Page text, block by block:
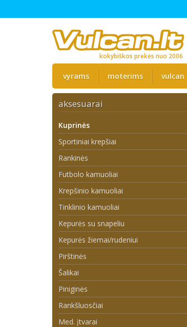
kokybiškos prekės nuo 2006
vyrams moterims vulcan
aksesuarai
Kuprinės
Sportiniai krepšiai
Rankinės
Futbolo kamuoliai
Krepšinio kamuoliai
Tinklinio kamuoliai
Kepurės su snapeliu
Kepurės žiemai/rudeniui
Pirštinės
Šalikai
Piniginės
Rankšluosčiai
Med. įtvarai